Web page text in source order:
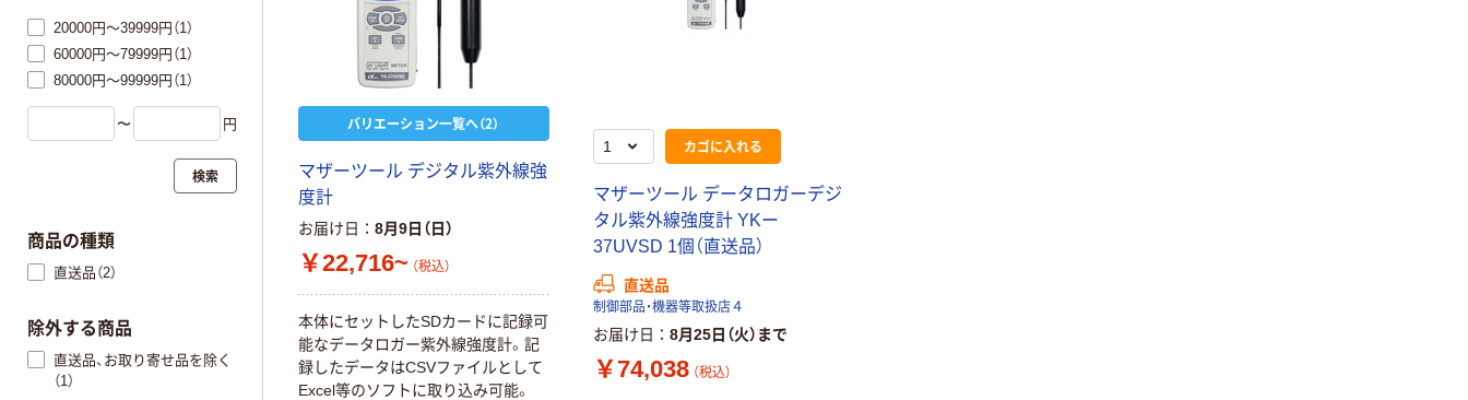
バリエーション一覧へ（2）
マザーツール デジタル紫外線強
度計
お届け日 8月9日（日）
￥22,716~ （税込）
本体にセットしたSDカードに記録可
能なデータロガー紫外線強度計。記
録したデータはCSVファイルとして
Excel等のソフトに取り込み可能。
カゴに入れる
マザーツール データロガーデジ
タル紫外線強度計 YKー
37UVSD 1個（直送品）
直送品
制御部品・機器等取扱店４
お届け日 8月25日（火）まで
￥74,038 （税込）
20000円～39999円（1）
60000円～79999円（1）
80000円～99999円（1）
〜 円
検索
商品の種類
直送品（2）
除外する商品
直送品、お取り寄せ品を除く
（1）